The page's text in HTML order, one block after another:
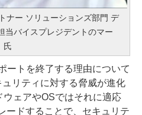
ナー ソリューションズ部門 デ
当バイスプレジデントのマー
氏
トを終了する理由について
リティに対する脅威が進化
ェアやOSではそれに適応
ードすることで、セキュリテ